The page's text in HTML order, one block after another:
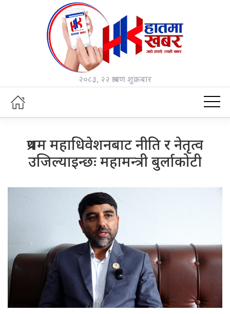
२०८३, २२ श्रावण शुक्रबार
प्रथम महाधिवेशनबाट नीति र नेतृत्व
उजिल्याइन्छः महामन्त्री बुर्लाकोटी